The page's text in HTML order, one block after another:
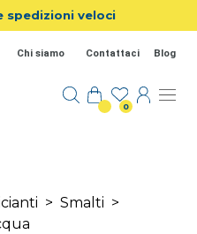
spedizioni veloci
Chi siamo Contattaci Blog
0
> Smalti >